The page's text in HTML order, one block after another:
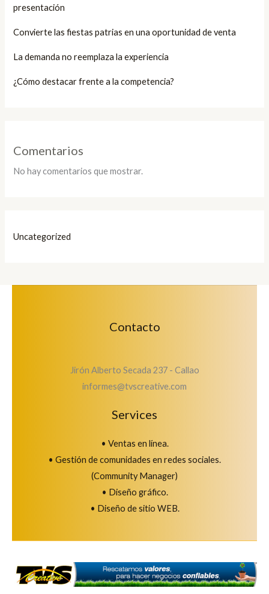
presentación
Convierte las fiestas patrias en una oportunidad de venta
La demanda no reemplaza la experiencia
¿Cómo destacar frente a la competencia?
Comentarios
No hay comentarios que mostrar.
Uncategorized
Contacto
Jirón Alberto Secada 237 - Callao
informes@tvscreative.com
Services
• Ventas en línea.
• Gestión de comunidades en redes sociales.
(Community Manager)
• Diseño gráfico.
• Diseño de sitio WEB.